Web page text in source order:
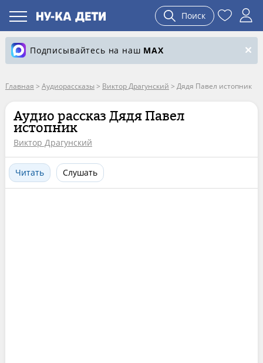
Поиск
Подписывайтесь на наш MAX
Главная > Аудиорассказы > Виктор Драгунский > Дядя Павел истопник
Аудио рассказ Дядя Павел
истопник
Виктор Драгунский
Читать Слушать